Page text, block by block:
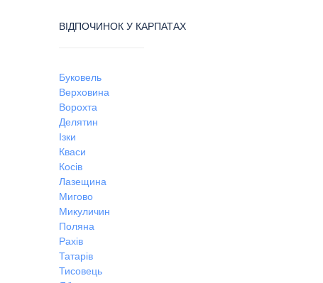
ВІДПОЧИНОК У КАРПАТАХ
Буковель
Верховина
Ворохта
Делятин
Ізки
Кваси
Косів
Лазещина
Мигово
Микуличин
Поляна
Рахів
Татарів
Тисовець